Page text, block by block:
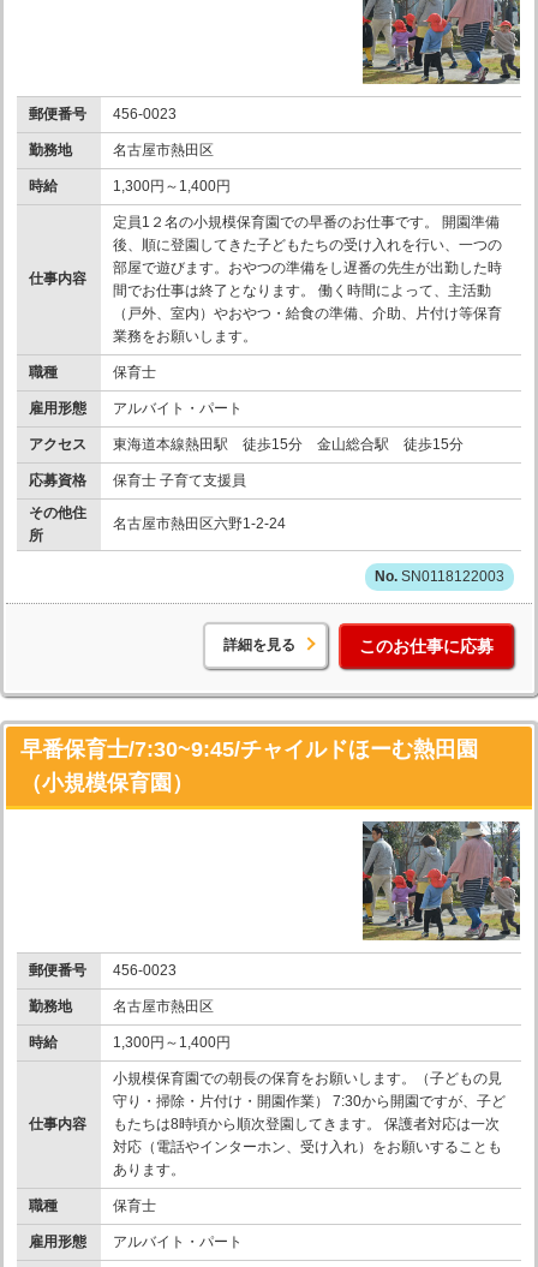
郵便番号 456-0023
勤務地 名古屋市熱田区
時給 1,300円～1,400円
仕事内容
定員1２名の小規模保育園での早番のお仕事です。 開園準備
後、順に登園してきた子どもたちの受け入れを行い、一つの
部屋で遊びます。おやつの準備をし遅番の先生が出勤した時
間でお仕事は終了となります。 働く時間によって、主活動
（戸外、室内）やおやつ・給食の準備、介助、片付け等保育
業務をお願いします。
職種 保育士
雇用形態 アルバイト・パート
アクセス 東海道本線熱田駅 徒歩15分 金山総合駅 徒歩15分
応募資格
保育士 子育て支援員
その他住
所
名古屋市熱田区六野1-2-24
SN0118122003
詳細を見る このお仕事に応募
早番保育士/7:30~9:45/チャイルドほーむ熱田園
（小規模保育園）
郵便番号 456-0023
勤務地 名古屋市熱田区
時給 1,300円～1,400円
仕事内容
小規模保育園での朝長の保育をお願いします。（子どもの見
守り・掃除・片付け・開園作業） 7:30から開園ですが、子ど
もたちは8時頃から順次登園してきます。 保護者対応は一次
対応（電話やインターホン、受け入れ）をお願いすることも
あります。
職種 保育士
雇用形態 アルバイト・パート